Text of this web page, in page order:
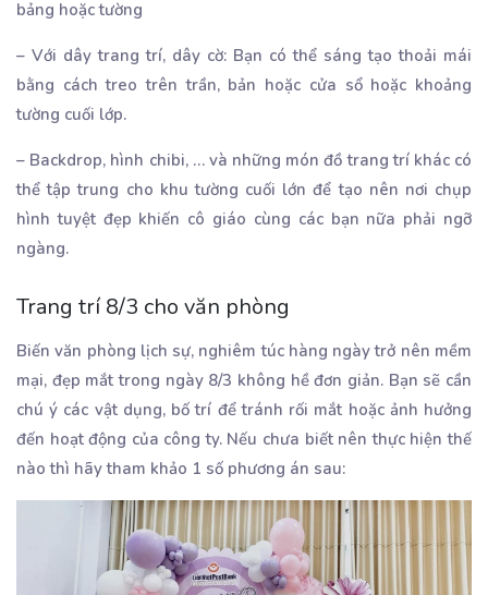
bảng hoặc tường
– Với dây trang trí, dây cờ: Bạn có thể sáng tạo thoải mái
bằng cách treo trên trần, bản hoặc cửa sổ hoặc khoảng
tường cuối lớp.
– Backdrop, hình chibi, … và những món đồ trang trí khác có
thể tập trung cho khu tường cuối lớn để tạo nên nơi chụp
hình tuyệt đẹp khiến cô giáo cùng các bạn nữa phải ngỡ
ngàng.
Trang trí 8/3 cho văn phòng
Biến văn phòng lịch sự, nghiêm túc hàng ngày trở nên mềm
mại, đẹp mắt trong ngày 8/3 không hề đơn giản. Bạn sẽ cần
chú ý các vật dụng, bố trí để tránh rối mắt hoặc ảnh hưởng
đến hoạt động của công ty. Nếu chưa biết nên thực hiện thế
nào thì hãy tham khảo 1 số phương án sau: